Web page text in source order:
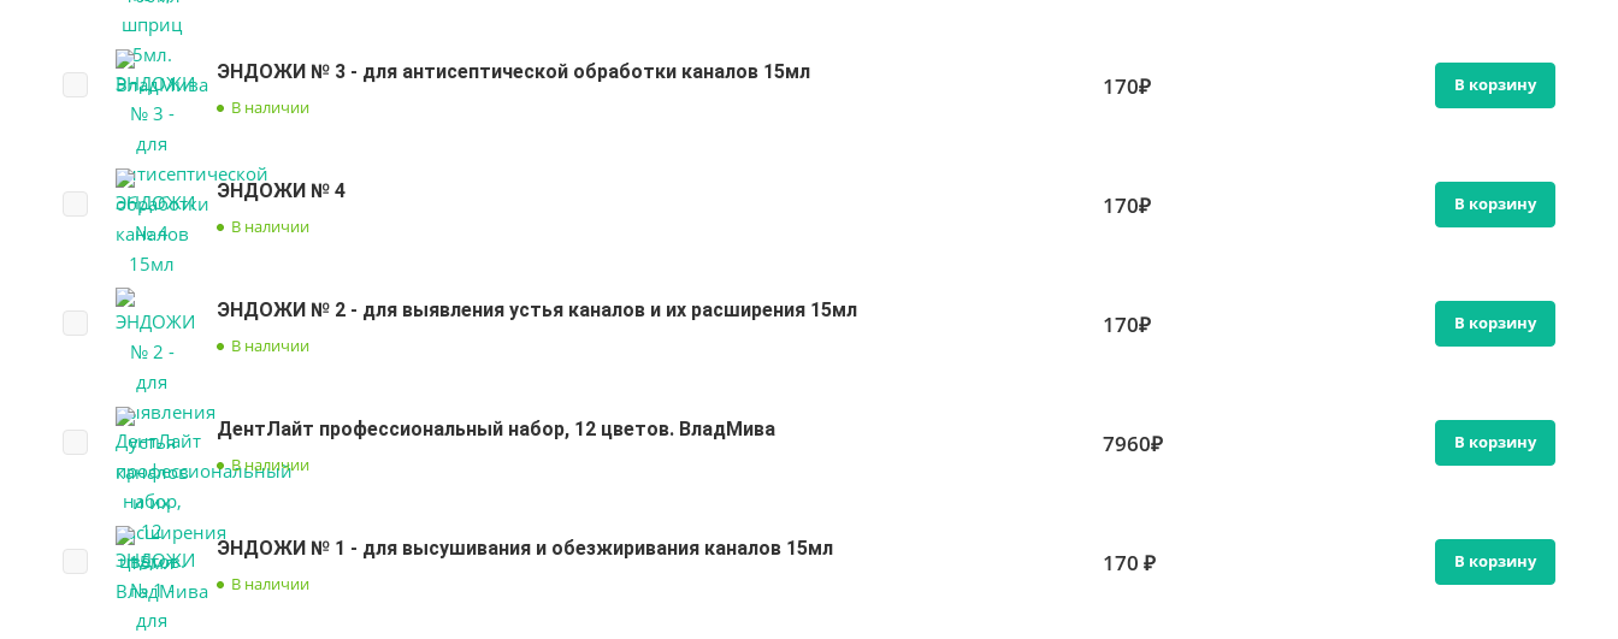
ЭНДОЖИ № 3 - для антисептической обработки каналов 15мл
В наличии
170₽ В корзину
ЭНДОЖИ № 4
В наличии
170₽ В корзину
ЭНДОЖИ № 2 - для выявления устья каналов и их расширения 15мл
В наличии
170₽ В корзину
ДентЛайт профессиональный набор, 12 цветов. ВладМива
В наличии
7960₽ В корзину
ЭНДОЖИ № 1 - для высушивания и обезжиривания каналов 15мл
В наличии
170 ₽ В корзину